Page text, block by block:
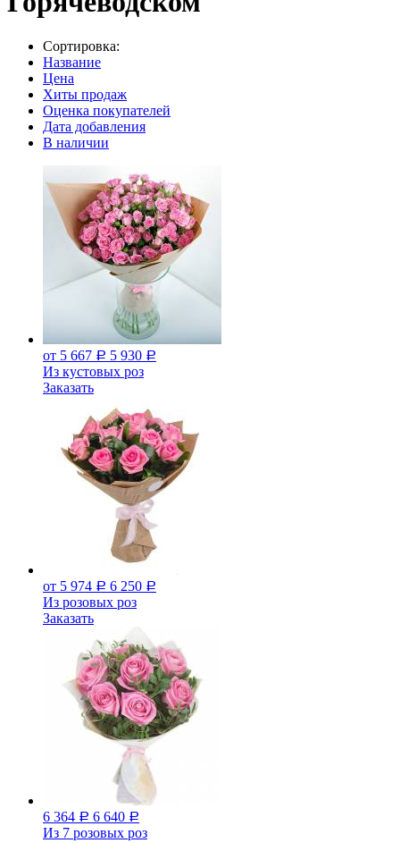
Сортировка:
Название
Цена
Хиты продаж
Оценка покупателей
Дата добавления
В наличии
от 5 667 Р 5 930 Р
Из кустовых роз
Заказать
от 5 974 Р 6 250 Р
Из розовых роз
Заказать
6 364 Р 6 640 Р
Из 7 розовых роз